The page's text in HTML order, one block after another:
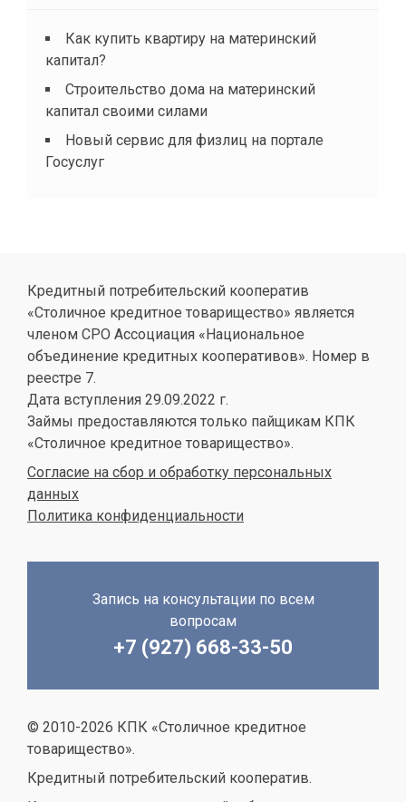
Как купить квартиру на материнский
капитал?
Строительство дома на материнский
капитал своими силами
Новый сервис для физлиц на портале
Госуслуг
Кредитный потребительский кооператив
«Столичное кредитное товарищество» является
членом СРО Ассоциация «Национальное
объединение кредитных кооперативов». Номер в
реестре 7.
Дата вступления 29.09.2022 г.
Займы предоставляются только пайщикам КПК
«Столичное кредитное товарищество».
Согласие на сбор и обработку персональных
данных
Политика конфиденциальности
Запись на консультации по всем
вопросам
+7 (927) 668-33-50
© 2010-2026 КПК «Столичное кредитное
товарищество».
Кредитный потребительский кооператив.